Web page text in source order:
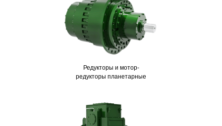
Редукторы и мотор-
редукторы планетарные